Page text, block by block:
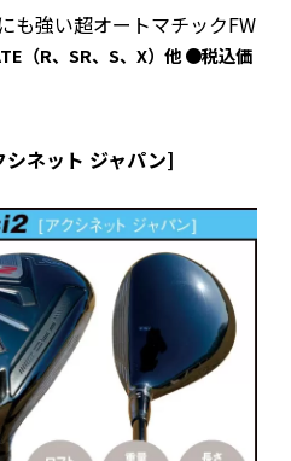
も強い超オートマチックFW
（R、SR、S、X）他 ●税込価
ネット ジャパン]